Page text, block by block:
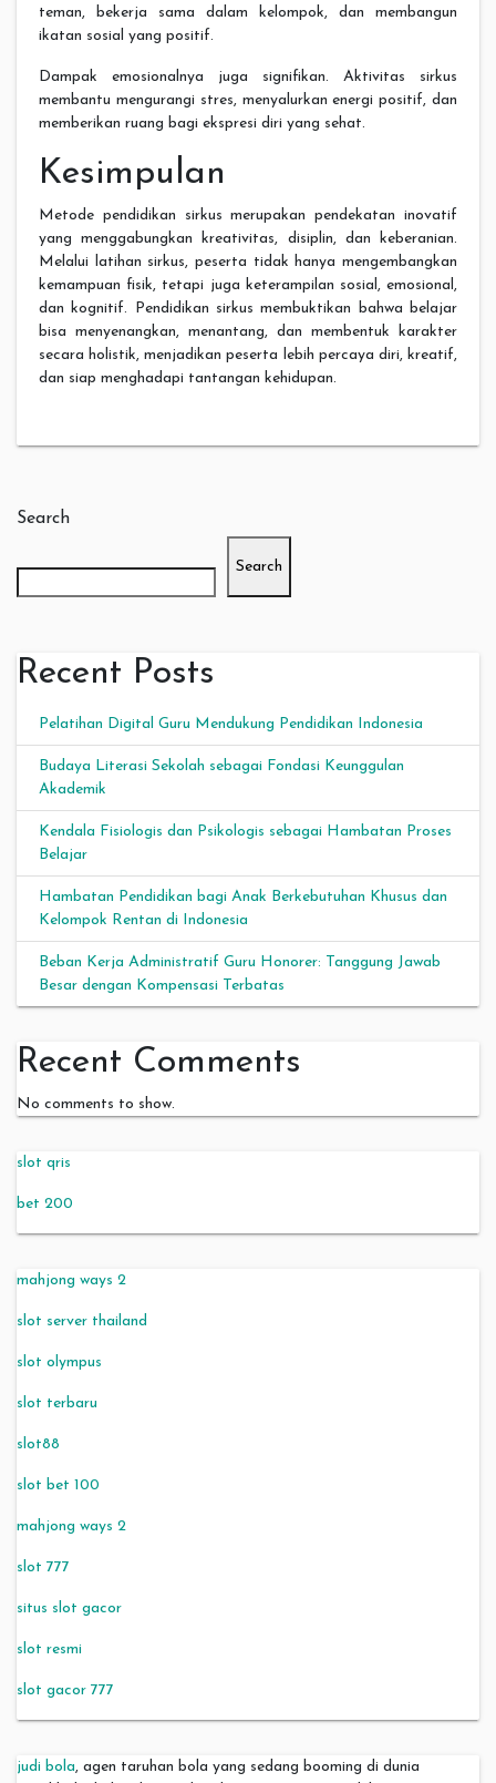
teman, bekerja sama dalam kelompok, dan membangun
ikatan sosial yang positif.
Dampak emosionalnya juga signifikan. Aktivitas sirkus
membantu mengurangi stres, menyalurkan energi positif, dan
memberikan ruang bagi ekspresi diri yang sehat.
Kesimpulan
Metode pendidikan sirkus merupakan pendekatan inovatif
yang menggabungkan kreativitas, disiplin, dan keberanian.
Melalui latihan sirkus, peserta tidak hanya mengembangkan
kemampuan fisik, tetapi juga keterampilan sosial, emosional,
dan kognitif. Pendidikan sirkus membuktikan bahwa belajar
bisa menyenangkan, menantang, dan membentuk karakter
secara holistik, menjadikan peserta lebih percaya diri, kreatif,
dan siap menghadapi tantangan kehidupan.
Search
Search
Recent Posts
Pelatihan Digital Guru Mendukung Pendidikan Indonesia
Budaya Literasi Sekolah sebagai Fondasi Keunggulan
Akademik
Kendala Fisiologis dan Psikologis sebagai Hambatan Proses
Belajar
Hambatan Pendidikan bagi Anak Berkebutuhan Khusus dan
Kelompok Rentan di Indonesia
Beban Kerja Administratif Guru Honorer: Tanggung Jawab
Besar dengan Kompensasi Terbatas
Recent Comments
No comments to show.
slot qris
bet 200
mahjong ways 2
slot server thailand
slot olympus
slot terbaru
slot88
slot bet 100
mahjong ways 2
slot 777
situs slot gacor
slot resmi
slot gacor 777
judi bola, agen taruhan bola yang sedang booming di dunia